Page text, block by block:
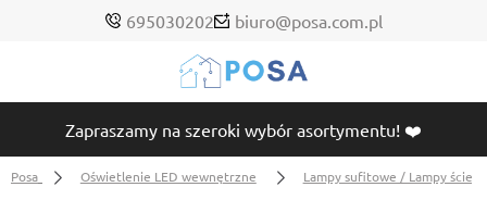
695030202 biuro@posa.com.pl
Zapraszamy na szeroki wybór asortymentu! ❤️
Posa Oświetlenie LED wewnętrzne Lampy sufitowe / Lampy